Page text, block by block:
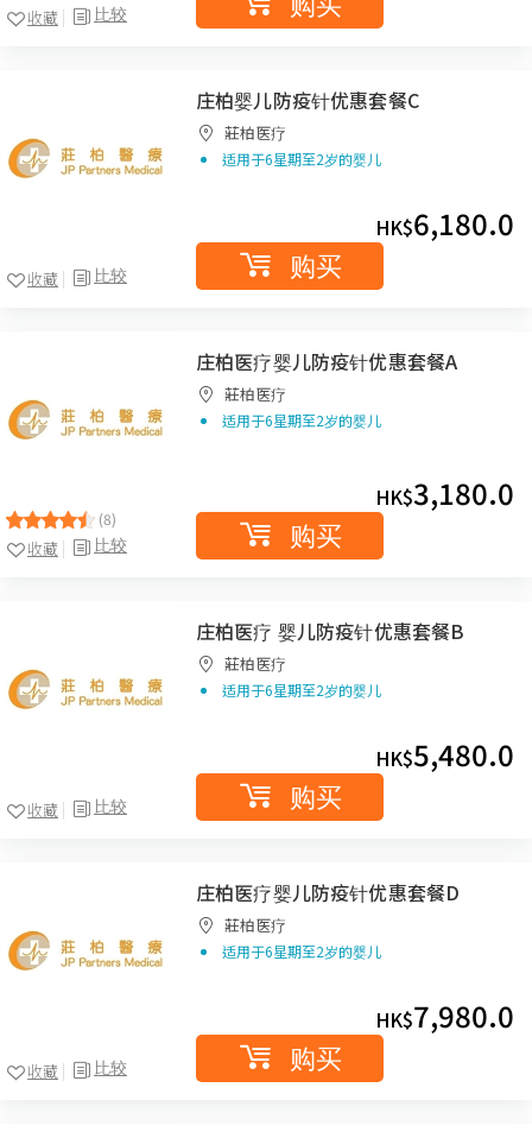
比较
收藏
比较
收藏
庄柏婴儿防疫针优惠套餐C
莊柏医疗
适用于6星期至2岁的婴儿
HK$6,180.0
购买
(8)
比较
收藏
庄柏医疗婴儿防疫针优惠套餐A
莊柏医疗
适用于6星期至2岁的婴儿
HK$3,180.0
购买
比较
收藏
庄柏医疗 婴儿防疫针优惠套餐B
莊柏医疗
适用于6星期至2岁的婴儿
HK$5,480.0
购买
比较
收藏
庄柏医疗婴儿防疫针优惠套餐D
莊柏医疗
适用于6星期至2岁的婴儿
HK$7,980.0
购买